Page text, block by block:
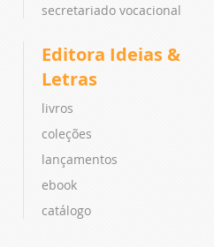
secretariado vocacional
Editora Ideias &
Letras
livros
coleções
lançamentos
ebook
catálogo